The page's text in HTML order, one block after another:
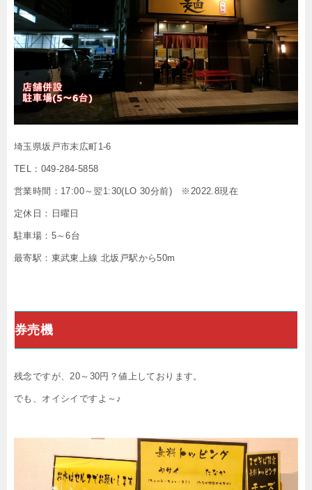
埼玉県坂戸市末広町1-6
TEL：049-284-5858
営業時間：17:00～翌1:30(LO 30分前) ※2022.8現在
定休日：日曜日
駐車場：5～6台
最寄駅：東武東上線 北坂戸駅から50m
券売機
残念ですが、20～30円？値上しております。
でも、オイシイですよ～♪